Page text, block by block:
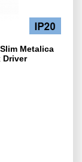
Metalica
Driver